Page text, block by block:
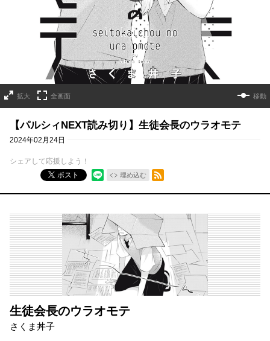
拡大 全画面 移動
【パルシィNEXT読み切り】生徒会長のウラオモテ
2024年02月24日
シェアして応援しよう！
ポスト
埋め込む
RSSフィード
生徒会長のウラオモテ
さくま丼子